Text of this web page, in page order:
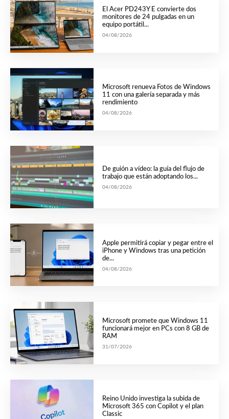
El Acer PD243Y E convierte dos
monitores de 24 pulgadas en un
equipo portátil...
04/08/2026
Microsoft renueva Fotos de Windows
11 con una galería separada y más
rendimiento
04/08/2026
De guión a vídeo: la guía del flujo de
trabajo que están adoptando los...
04/08/2026
Apple permitirá copiar y pegar entre el
iPhone y Windows tras una petición
de...
04/08/2026
Microsoft promete que Windows 11
funcionará mejor en PCs con 8 GB de
RAM
31/07/2026
Reino Unido investiga la subida de
Microsoft 365 con Copilot y el plan
Classic